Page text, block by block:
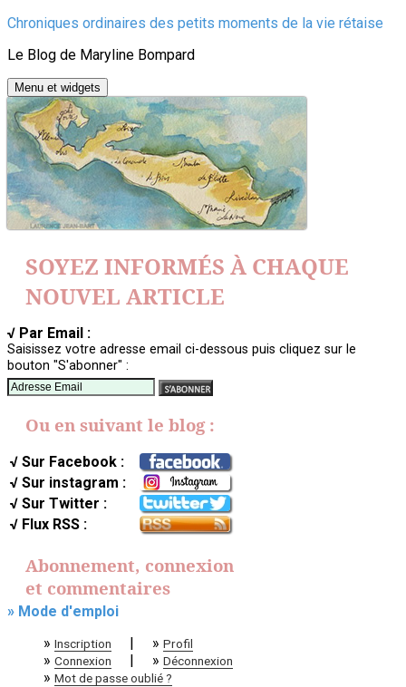
Aller
contenu
Chroniques ordinaires des petits moments de la vie rétaise
Le Blog de Maryline Bompard
Menu et widgets
SOYEZ INFORMÉS À CHAQUE
NOUVEL ARTICLE
√ Par Email :
Saisissez votre adresse email ci-dessous puis cliquez sur le
bouton "S'abonner" :
Ou en suivant le blog :
√ Sur Facebook :
√ Sur instagram :
√ Sur Twitter :
√ Flux RSS :
Abonnement, connexion
et commentaires
» Mode d'emploi
» Inscription | » Profil
» Connexion | » Déconnexion
» Mot de passe oublié ?